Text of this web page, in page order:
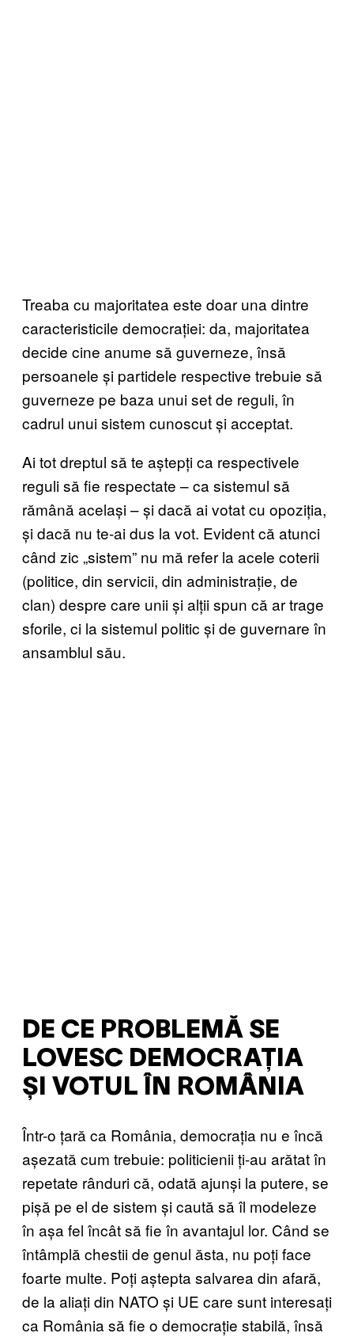
Treaba cu majoritatea este doar una dintre
caracteristicile democrației: da, majoritatea
decide cine anume să guverneze, însă
persoanele și partidele respective trebuie să
guverneze pe baza unui set de reguli, în
cadrul unui sistem cunoscut și acceptat.
Ai tot dreptul să te aștepți ca respectivele
reguli să fie respectate – ca sistemul să
rămână același – și dacă ai votat cu opoziția,
și dacă nu te-ai dus la vot. Evident că atunci
când zic „sistem” nu mă refer la acele coterii
(politice, din servicii, din administrație, de
clan) despre care unii și alții spun că ar trage
sforile, ci la sistemul politic și de guvernare în
ansamblul său.
DE CE PROBLEMĂ SE
LOVESC DEMOCRAȚIA
ȘI VOTUL ÎN ROMÂNIA
Într-o țară ca România, democrația nu e încă
așezată cum trebuie: politicienii ți-au arătat în
repetate rânduri că, odată ajunși la putere, se
pișă pe el de sistem și caută să îl modeleze
în așa fel încât să fie în avantajul lor. Când se
întâmplă chestii de genul ăsta, nu poți face
foarte multe. Poți aștepta salvarea din afară,
de la aliați din NATO și UE care sunt interesați
ca România să fie o democrație stabilă, însă